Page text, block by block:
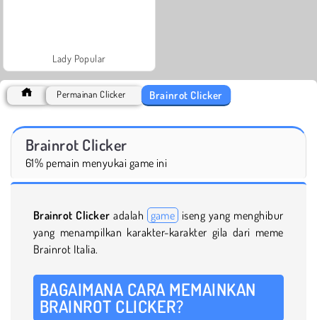
Lady Popular
Permainan Clicker Brainrot Clicker
Brainrot Clicker
61% pemain menyukai game ini
Brainrot Clicker adalah game iseng yang menghibur
yang menampilkan karakter-karakter gila dari meme
Brainrot Italia.
BAGAIMANA CARA MEMAINKAN
BRAINROT CLICKER?